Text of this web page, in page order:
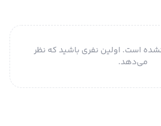
است. اولین نفری باشید که نظر
می‌دهد.